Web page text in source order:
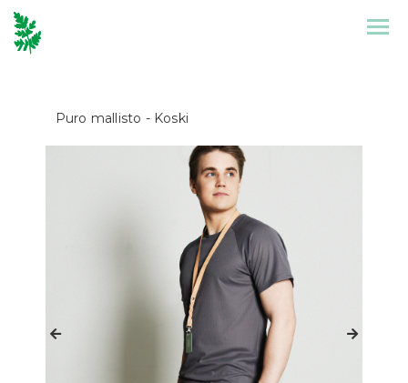
Referenssit
Suunnittelu
Yhteystiedot
Tarinat
Puro mallisto - Koski